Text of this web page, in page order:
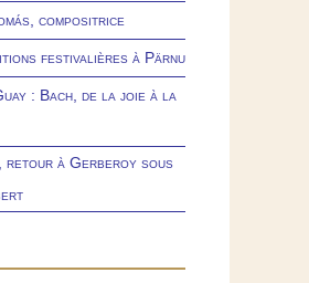
compositrice
festivalières à Pärnu
: Bach, de la joie à la
retour à Gerberoy sous